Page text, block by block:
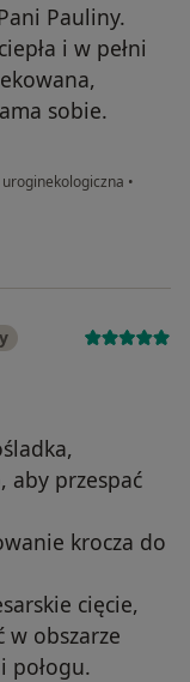
Pauliny.
i w pełni
sobie.
•
aby przespać
krocza do
cięcie,
w obszarze
połogu.